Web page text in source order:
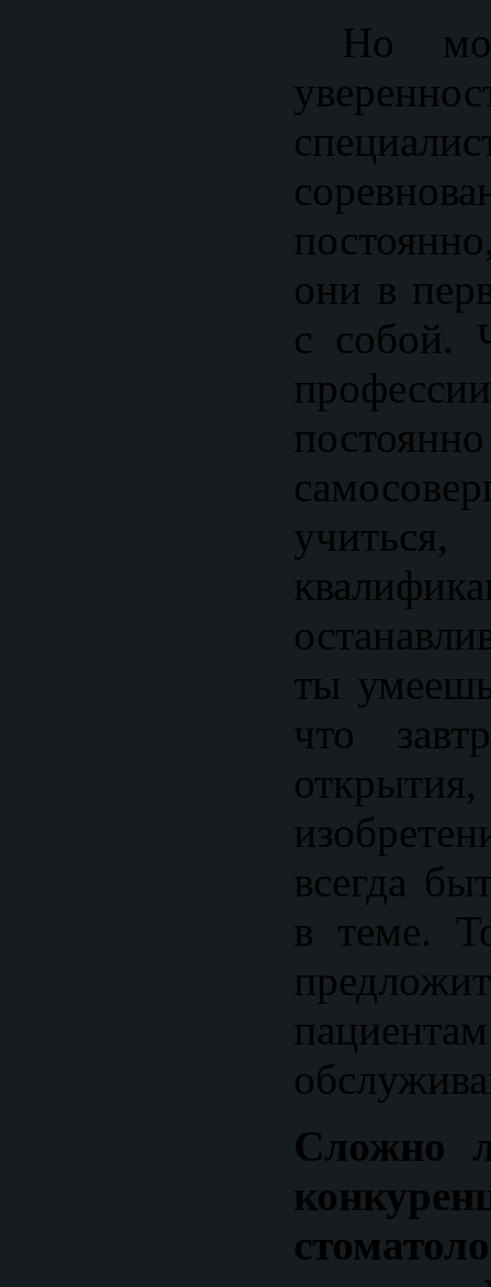
Но
они в
с собой.
постоянно
ты
что
всегда
в теме.
Сложно